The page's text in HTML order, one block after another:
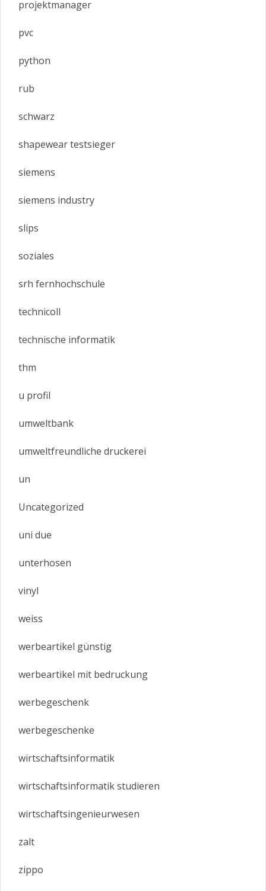
projektmanager
pvc
python
rub
schwarz
shapewear testsieger
siemens
siemens industry
slips
soziales
srh fernhochschule
technicoll
technische informatik
thm
u profil
umweltbank
umweltfreundliche druckerei
un
Uncategorized
uni due
unterhosen
vinyl
weiss
werbeartikel günstig
werbeartikel mit bedruckung
werbegeschenk
werbegeschenke
wirtschaftsinformatik
wirtschaftsinformatik studieren
wirtschaftsingenieurwesen
zalt
zippo